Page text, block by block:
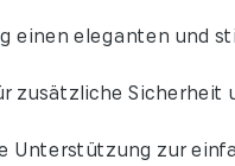
einen eleganten und
zusätzliche Sicherheit
Unterstützung zur